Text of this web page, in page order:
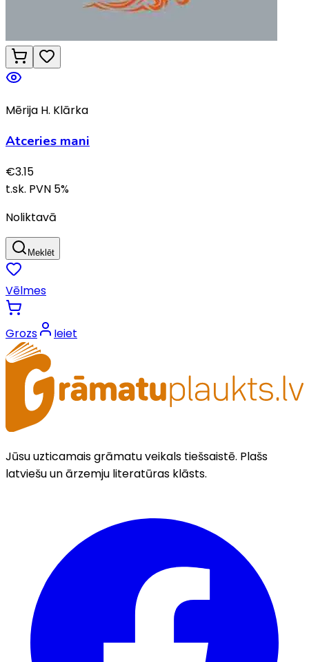
Mērija H. Klārka
Atceries mani
€3.15
t.sk. PVN 5%
Noliktavā
Meklēt
Vēlmes
Grozs Ieiet
Jūsu uzticamais grāmatu veikals tiešsaistē. Plašs
latviešu un ārzemju literatūras klāsts.